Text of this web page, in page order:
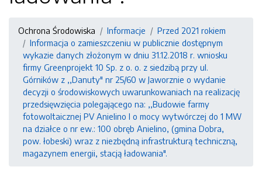
Ochrona Środowiska Informacje
Przed 2021 rokiem
Informacja o zamieszczeniu w publicznie dostępnym
wykazie danych złożonym w dniu 31.12.2018 r. wniosku
firmy Greenprojekt 10 Sp. z o. o. z siedzibą przy ul.
Górników z ,,Danuty" nr 25/60 w Jaworznie o wydanie
decyzji o środowiskowych uwarunkowaniach na realizację
przedsięwzięcia polegającego na: ,,Budowie farmy
fotowoltaicznej PV Anielino I o mocy wytwórczej do 1 MW
na działce o nr ew.: 100 obręb Anielino, (gmina Dobra,
pow. łobeski) wraz z niezbędną infrastrukturą techniczną,
magazynem energii, stacją ładowania".